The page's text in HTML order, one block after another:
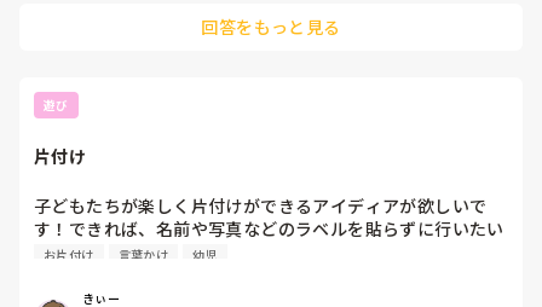
お昼休憩も事務所で給食を食べ、しかも食器を返す時間も考
ストレスすぎて顔合わせるのが怖くなってきて、今日も何か
言われるのかありもしない罪着せられるのか。と思えます。
今日出勤する時近くまで行きましたが、吐き気が増してきて
喉の痛みとか倦怠感があり急遽休みました。
ですが、これも甘えなのかなと罪悪感と自責の思いが止まり
ません。
休みの時は落ち着いているし、人に相談しても会社に行きた
回答をもっと見る
遊び
片付け
子どもたちが楽しく片付けができるアイディアが欲しいで
す！できれば、名前や写真などのラベルを貼らずに行いたい
お片付け 言葉かけ 幼児
きぃー